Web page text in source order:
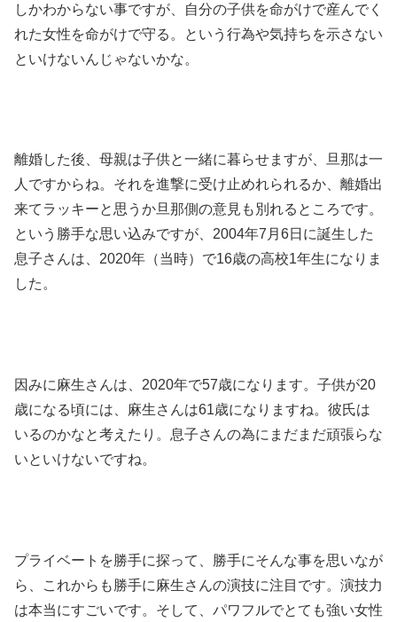
しかわからない事ですが、自分の子供を命がけで産んでく
れた女性を命がけで守る。という行為や気持ちを示さない
といけないんじゃないかな。
離婚した後、母親は子供と一緒に暮らせますが、旦那は一
人ですからね。それを進撃に受け止めれられるか、離婚出
来てラッキーと思うか旦那側の意見も別れるところです。
という勝手な思い込みですが、2004年7月6日に誕生した
息子さんは、2020年（当時）で16歳の高校1年生になりま
した。
因みに麻生さんは、2020年で57歳になります。子供が20
歳になる頃には、麻生さんは61歳になりますね。彼氏は
いるのかなと考えたり。息子さんの為にまだまだ頑張らな
いといけないですね。
プライベートを勝手に探って、勝手にそんな事を思いなが
ら、これからも勝手に麻生さんの演技に注目です。演技力
は本当にすごいです。そして、パワフルでとても強い女性